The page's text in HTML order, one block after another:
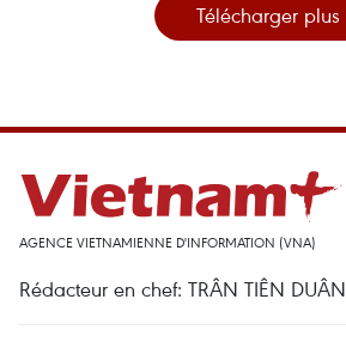
Télécharger plus
AGENCE VIETNAMIENNE D'INFORMATION (VNA)
Rédacteur en chef: TRÂN TIÊN DUÂN